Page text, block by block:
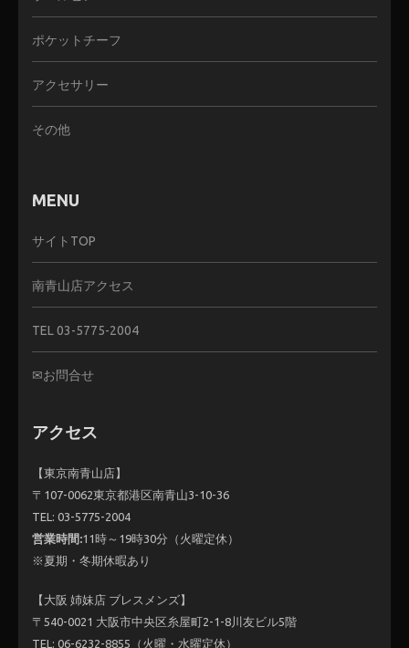
ポケットチーフ
アクセサリー
その他
MENU
サイトTOP
南青山店アクセス
TEL 03-5775-2004
✉お問合せ
アクセス
【東京南青山店】
〒107-0062東京都港区南青山3-10-36
TEL: 03-5775-2004
営業時間:11時～19時30分（火曜定休）
※夏期・冬期休暇あり
【大阪 姉妹店 ブレスメンズ】
〒540-0021 大阪市中央区糸屋町2-1-8川友ビル5階
TEL: 06-6232-8855（火曜・水曜定休）